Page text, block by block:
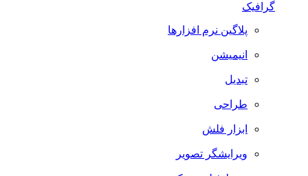
گرافیک
پلاگین نرم افزارها
انیمیشن
تبدیل
طراحی
ابزار فلش
ویرایشگر تصویر